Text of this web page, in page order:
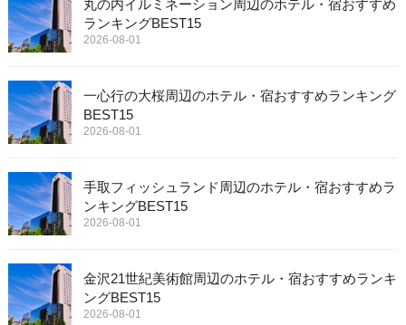
丸の内イルミネーション周辺のホテル・宿おすすめ
ランキングBEST15
2026-08-01
一心行の大桜周辺のホテル・宿おすすめランキング
BEST15
2026-08-01
手取フィッシュランド周辺のホテル・宿おすすめラ
ンキングBEST15
2026-08-01
金沢21世紀美術館周辺のホテル・宿おすすめランキ
ングBEST15
2026-08-01